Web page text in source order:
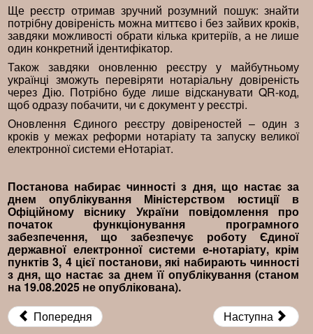
Ще реєстр отримав зручний розумний пошук: знайти
потрібну довіреність можна миттєво і без зайвих кроків,
завдяки можливості обрати кілька критеріїв, а не лише
один конкретний ідентифікатор.
Також завдяки оновленню реєстру у майбутньому
українці зможуть перевіряти нотаріальну довіреність
через Дію. Потрібно буде лише відсканувати QR-код,
щоб одразу побачити, чи є документ у реєстрі.
Оновлення Єдиного реєстру довіреностей – один з
кроків у межах реформи нотаріату та запуску великої
електронної системи еНотаріат.
Постанова набирає чинності з дня, що настає за
днем опублікування Міністерством юстиції в
Офіційному віснику України повідомлення про
початок функціонування програмного
забезпечення, що забезпечує роботу Єдиної
державної електронної системи е-нотаріату, крім
пунктів 3, 4 цієї постанови, які набирають чинності
з дня, що настає за днем її опублікування (станом
на 19.08.2025 не опублікована).
Попередня
Наступна